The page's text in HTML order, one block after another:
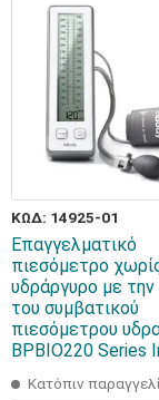
ΚΩΔ: 14925-01
Επαγγελματικό
πιεσόμετρο
υδράργυρο με την
του συμβατικού
πιεσόμετρου
BPBIO220 Series
Κατόπιν